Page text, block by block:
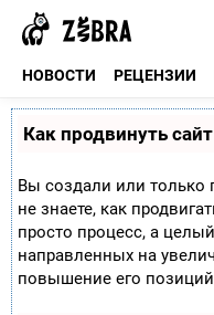
НОВОСТИ РЕЦЕНЗИИ
Как продвинуть
Вы создали или только
не знаете, как
просто процесс, а
направленных на
повышение его